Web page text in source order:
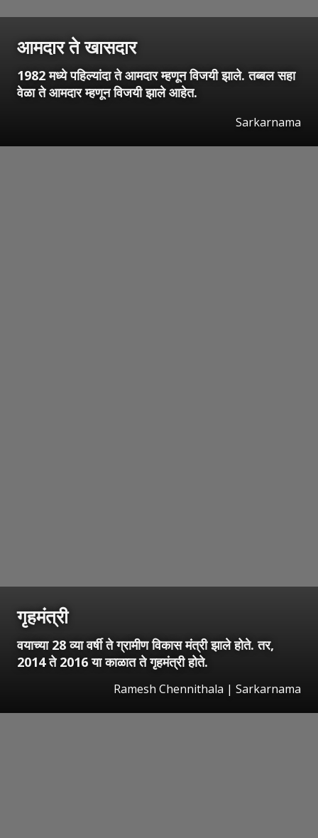
आमदार ते खासदार
1982 मध्ये पहिल्यांदा ते आमदार म्हणून विजयी झाले. तब्बल सहा
वेळा ते आमदार म्हणून विजयी झाले आहेत.
Sarkarnama
गृहमंत्री
वयाच्या 28 व्या वर्षी ते ग्रामीण विकास मंत्री झाले होते. तर,
2014 ते 2016 या काळात ते गृहमंत्री होते.
Ramesh Chennithala | Sarkarnama